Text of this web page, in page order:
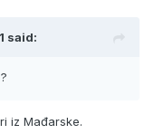
said:
iz Mađarske.